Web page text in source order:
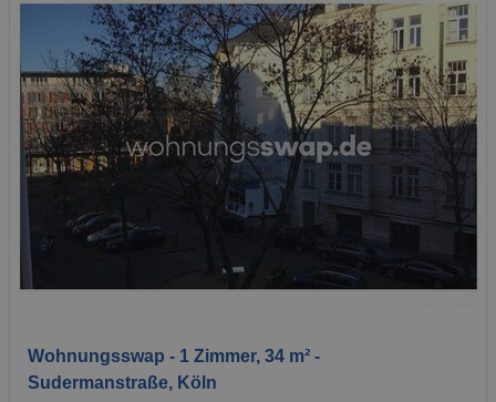
1 / 5
Wohnungsswap - 1 Zimmer, 34 m² -
Sudermanstraße, Köln